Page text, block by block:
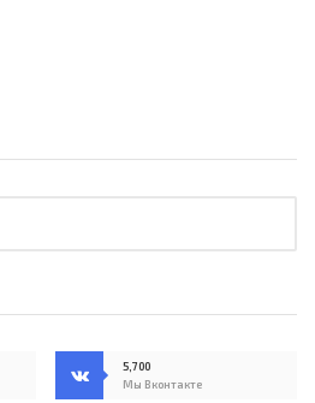
5,700
Мы Вконтакте